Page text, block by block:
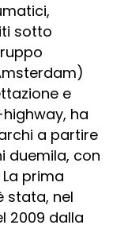
sotto
e
ha
a partire
duemila, con
prima
stata, nel
2009 dalla